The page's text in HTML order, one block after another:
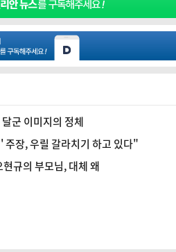
군 이미지의 정체
장, 우릴 갈라치기 하고 있다"
규의 부모님, 대체 왜